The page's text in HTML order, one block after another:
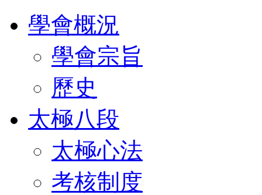
學會概況
學會宗旨
歷史
太極八段
太極心法
考核制度